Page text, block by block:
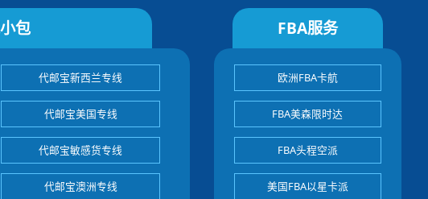
包
代邮宝新西兰专线
代邮宝美国专线
代邮宝敏感货专线
代邮宝澳洲专线
FBA服务
欧洲FBA卡航
FBA美森限时达
FBA头程空派
美国FBA以星卡派